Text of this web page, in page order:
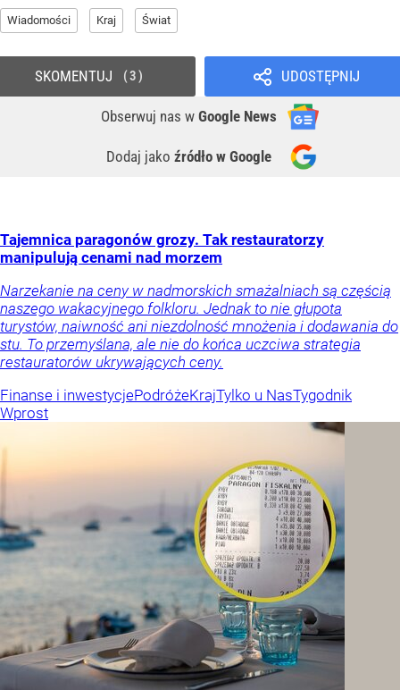
Wiadomości Kraj Świat
UDOSTĘPNIJ
Obserwuj nas w Google News
Dodaj jako źródło w Google
SKOMENTUJ 3
Tajemnica paragonów grozy. Tak restauratorzy
manipulują cenami nad morzem
Narzekanie na ceny w nadmorskich smażalniach są częścią
naszego wakacyjnego folkloru. Jednak to nie głupota
turystów, naiwność ani niezdolność mnożenia i dodawania do
stu. To przemyślana, ale nie do końca uczciwa strategia
restauratorów ukrywających ceny.
Finanse i inwestycjePodróżeKrajTylko u NasTygodnik
Wprost